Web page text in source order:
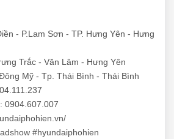
- P.Lam Sơn - TP. Hưng Yên - Hưng
Trắc - Văn Lâm - Hưng Yên
Mỹ - Tp. Thái Bình - Thái Bình
0904.607.007
#hyundaiphohien